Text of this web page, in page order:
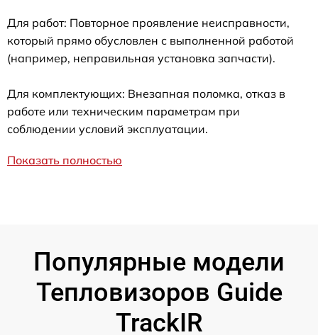
Для работ: Повторное проявление неисправности,
который прямо обусловлен с выполненной работой
(например, неправильная установка запчасти).
Для комплектующих: Внезапная поломка, отказ в
работе или техническим параметрам при
соблюдении условий эксплуатации.
Показать полностью
Популярные модели
Тепловизоров Guide
TrackIR